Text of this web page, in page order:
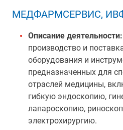
МЕДФАРМСЕРВИС,
Описание деятельности:
производство и
оборудования и
предназначенных для
отраслей медицины,
гибкую эндоскопию,
лапароскопию,
электрохирургию.